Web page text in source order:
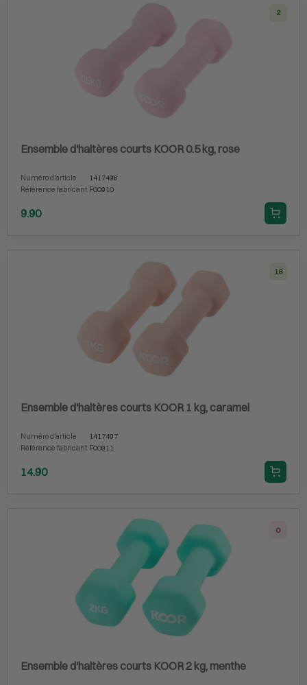
2
Ensemble d'haltères courts KOOR 0.5 kg, rose
Numéro d'article
1417496
Référence fabricant F00910
9.90
18
Ensemble d'haltères courts KOOR 1 kg, caramel
Numéro d'article
1417497
Référence fabricant F00911
14.90
0
Ensemble d'haltères courts KOOR 2 kg, menthe